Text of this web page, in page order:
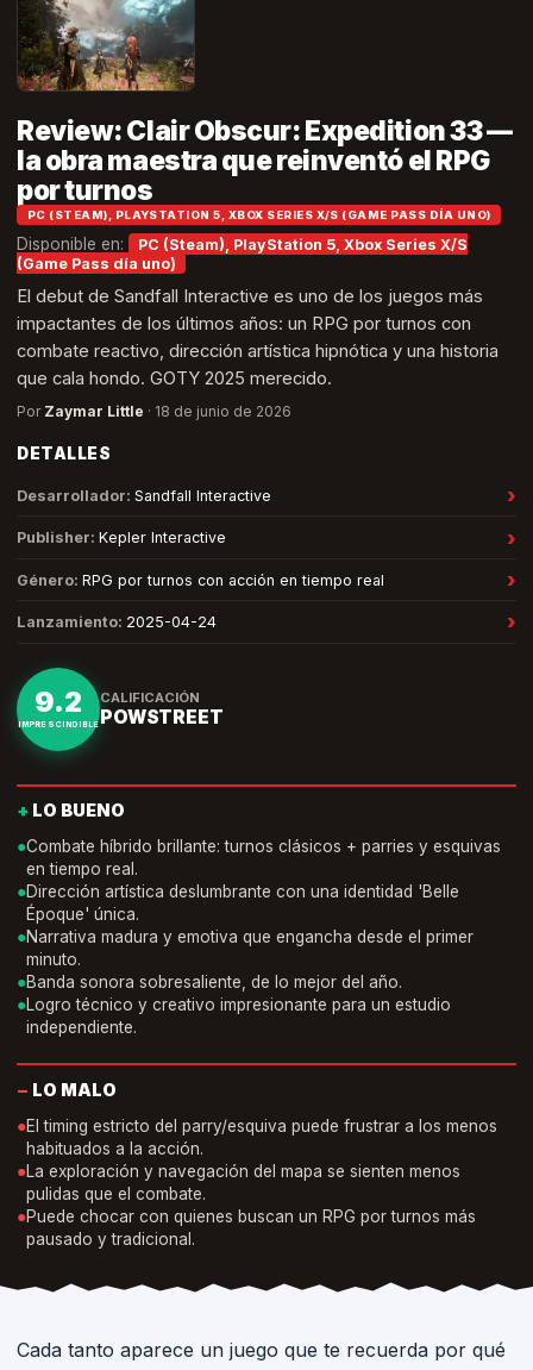
Review: Clair Obscur: Expedition 33 —
la obra maestra que reinventó el RPG
por turnos
PC (STEAM), PLAYSTATION 5, XBOX SERIES X/S (GAME PASS DÍA UNO)
Disponible en:
PC (Steam), PlayStation 5, Xbox Series X/S
(Game Pass día uno)
El debut de Sandfall Interactive es uno de los juegos más
impactantes de los últimos años: un RPG por turnos con
combate reactivo, dirección artística hipnótica y una historia
que cala hondo. GOTY 2025 merecido.
Por Zaymar Little · 18 de junio de 2026
DETALLES
Desarrollador: Sandfall Interactive ›
Publisher: Kepler Interactive ›
Género: RPG por turnos con acción en tiempo real ›
Lanzamiento: 2025-04-24 ›
9.2
IMPRESCINDIBLE
CALIFICACIÓN
POWSTREET
+ LO BUENO
●Combate híbrido brillante: turnos clásicos + parries y esquivas
en tiempo real.
●Dirección artística deslumbrante con una identidad 'Belle
Époque' única.
●Narrativa madura y emotiva que engancha desde el primer
minuto.
●Banda sonora sobresaliente, de lo mejor del año.
●Logro técnico y creativo impresionante para un estudio
independiente.
− LO MALO
●El timing estricto del parry/esquiva puede frustrar a los menos
habituados a la acción.
●La exploración y navegación del mapa se sienten menos
pulidas que el combate.
●Puede chocar con quienes buscan un RPG por turnos más
pausado y tradicional.
Cada tanto aparece un juego que te recuerda por qué